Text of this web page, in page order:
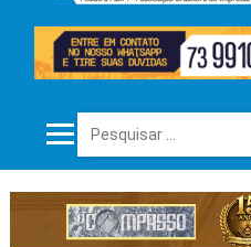
Pesquisar por: